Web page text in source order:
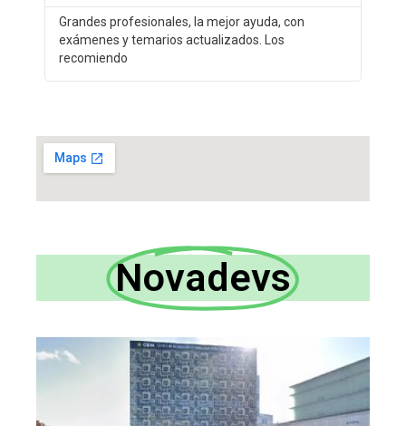
Grandes profesionales, la mejor ayuda, con
exámenes y temarios actualizados. Los
recomiendo
Novadevs